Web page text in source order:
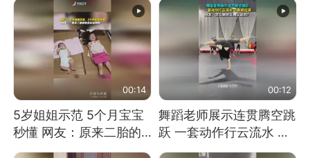
00:14
5岁姐姐示范 5个月宝宝
秒懂 网友：原来二胎的
快乐长这样
00:12
舞蹈老师展示连贯腾空跳
跃 一套动作行云流水 节
奏感拉满 网友：怎么做